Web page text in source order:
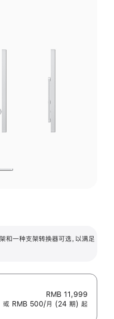
一种支架转换器可选，以满足
RMB 11,999
或 RMB 500/月 (24 期) 起